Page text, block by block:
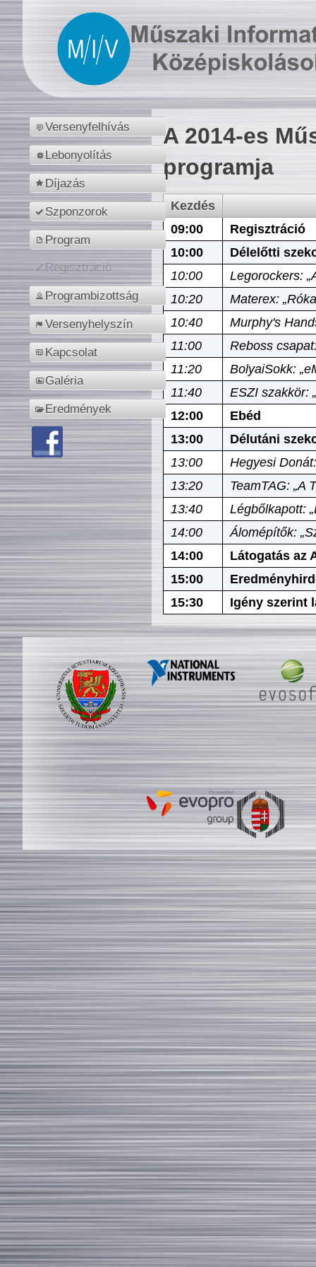
Versenyfelhívás
Lebonyolítás
Díjazás
Szponzorok
Program
Regisztráció
Programbizottság
Versenyhelyszín
Kapcsolat
Galéria
Eredmények
A 2014-es
programja
Kezdés
09:00
Regisztráció
10:00
Délelőtti
10:00
Legorockers:
10:20
Materex:
10:40
Murphy's
11:00
Reboss
11:20
BolyaiSokk:
11:40
ESZI szakkör:
12:00
Ebéd
13:00
Délutáni
13:00
Hegyesi
13:20
TeamTAG: „A
13:40
Légbőlkapott:
14:00
Álomépítők:
14:00
Látogatás az
15:00
15:30
Igény szerint